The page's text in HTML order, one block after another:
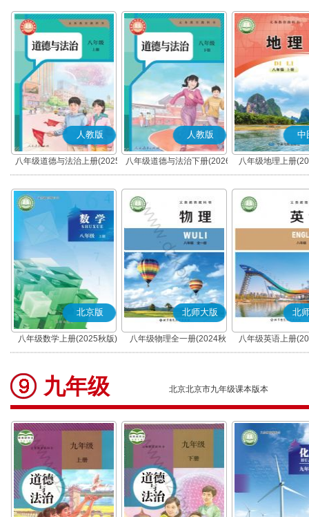
人教版
八年级道德与法治上册(2025
秋版)(部编版)
人教版
八年级道德与法治下册(2026
春版)(部编版)
中
八年级地理上册
(北京版)
北京版
八年级数学上册(2025秋版)
北师大版
八年级物理全一册(2024秋
版)(北京版)
北
八年级英语上册
九年级 北京北京市九年级课本版本